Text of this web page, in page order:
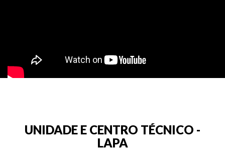
UNIDADE E CENTRO TÉCNICO -
LAPA